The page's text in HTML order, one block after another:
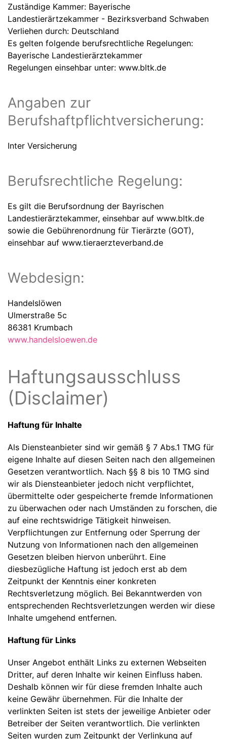
Zuständige Kammer: Bayerische
Landestierärtzekammer - Bezirksverband Schwaben
Verliehen durch: Deutschland
Es gelten folgende berufsrechtliche Regelungen:
Bayerische Landestierärztekammer
Regelungen einsehbar unter: www.bltk.de
Angaben zur
Berufshaftpflichtversicherung:
Inter Versicherung
Berufsrechtliche Regelung:
Es gilt die Berufsordnung der Bayrischen
Landestierärztekammer, einsehbar auf www.bltk.de
sowie die Gebührenordnung für Tierärzte (GOT),
einsehbar auf www.tieraerzteverband.de
Webdesign:
Handelslöwen
Ulmerstraße 5c
86381 Krumbach
www.handelsloewen.de
Haftungsausschluss
(Disclaimer)
Haftung für Inhalte
Als Diensteanbieter sind wir gemäß § 7 Abs.1 TMG für
eigene Inhalte auf diesen Seiten nach den allgemeinen
Gesetzen verantwortlich. Nach §§ 8 bis 10 TMG sind
wir als Diensteanbieter jedoch nicht verpflichtet,
übermittelte oder gespeicherte fremde Informationen
zu überwachen oder nach Umständen zu forschen, die
auf eine rechtswidrige Tätigkeit hinweisen.
Verpflichtungen zur Entfernung oder Sperrung der
Nutzung von Informationen nach den allgemeinen
Gesetzen bleiben hiervon unberührt. Eine
diesbezügliche Haftung ist jedoch erst ab dem
Zeitpunkt der Kenntnis einer konkreten
Rechtsverletzung möglich. Bei Bekanntwerden von
entsprechenden Rechtsverletzungen werden wir diese
Inhalte umgehend entfernen.
Haftung für Links
Unser Angebot enthält Links zu externen Webseiten
Dritter, auf deren Inhalte wir keinen Einfluss haben.
Deshalb können wir für diese fremden Inhalte auch
keine Gewähr übernehmen. Für die Inhalte der
verlinkten Seiten ist stets der jeweilige Anbieter oder
Betreiber der Seiten verantwortlich. Die verlinkten
Seiten wurden zum Zeitpunkt der Verlinkung auf